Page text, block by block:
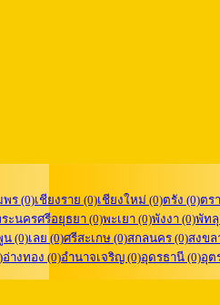
ร (0)เชียงราย (0)เชียงใหม่ (0)ตรัง (0)ตร
ะนครศรีอยุธยา (0)พะเยา (0)พังงา (0)พัทลุ
(0)เลย (0)ศรีสะเกษ (0)สกลนคร (0)สงขล
อ่างทอง (0)อำนาจเจริญ (0)อุดรธานี (0)อุต